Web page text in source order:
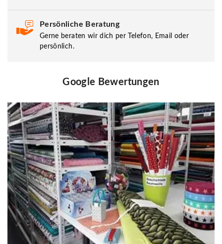
Persönliche Beratung
Gerne beraten wir dich per Telefon, Email oder
persönlich.
Google Bewertungen